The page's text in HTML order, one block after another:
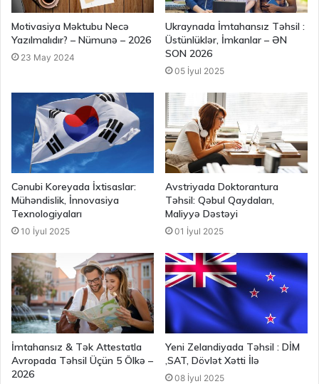
Motivasiya Məktubu Necə
Yazılmalıdır? – Nümunə – 2026
23 May 2024
Ukraynada İmtahansız Təhsil :
Üstünlüklər, İmkanlar – ƏN
SON 2026
05 İyul 2025
Cənubi Koreyada İxtisaslar:
Mühəndislik, İnnovasiya
Texnologiyaları
10 İyul 2025
Avstriyada Doktorantura
Təhsil: Qəbul Qaydaları,
Maliyyə Dəstəyi
01 İyul 2025
İmtahansız & Tək Attestatla
Avropada Təhsil Üçün 5 Ölkə –
2026
Yeni Zelandiyada Təhsil : DİM
,SAT, Dövlət Xətti İlə
08 İyul 2025